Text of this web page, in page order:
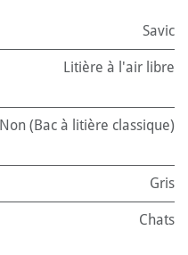
Savic
Litière à l'air libre
Non (Bac à litière classique)
Gris
Chats